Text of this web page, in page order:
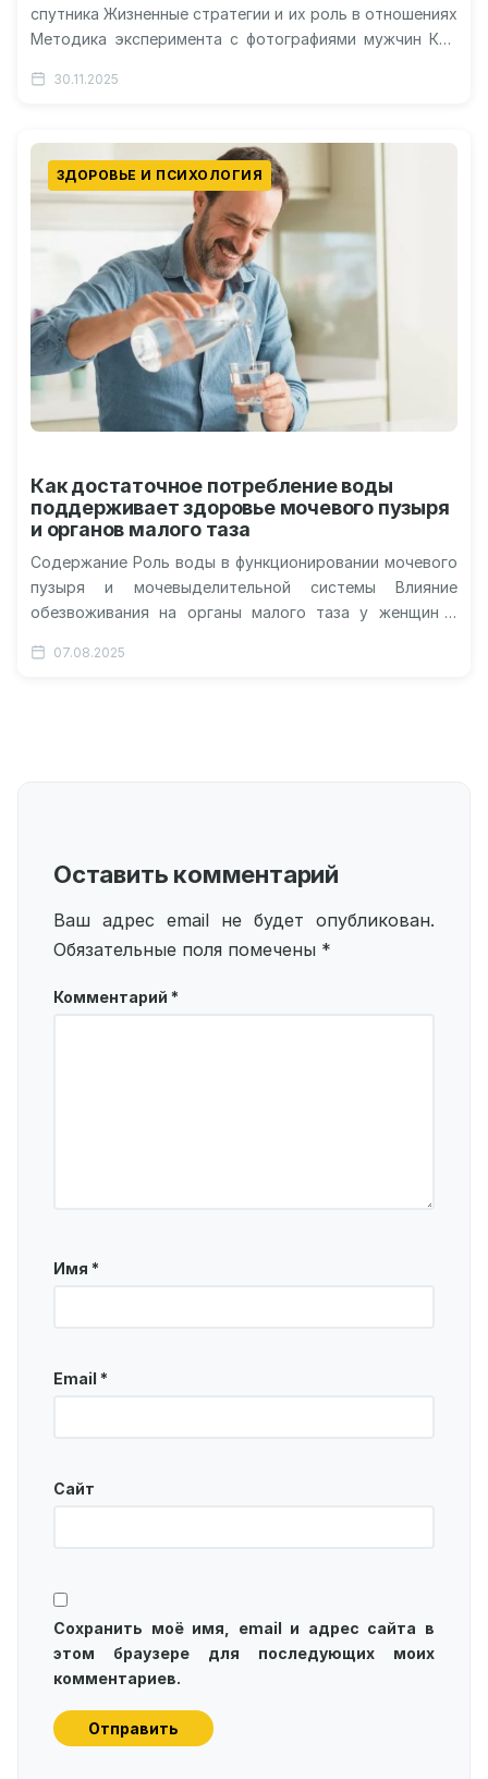
спутника Жизненные стратегии и их роль в отношениях
Методика эксперимента с фотографиями мужчин Кто
30.11.2025
ЗДОРОВЬЕ И ПСИХОЛОГИЯ
Как достаточное потребление воды
поддерживает здоровье мочевого пузыря
и органов малого таза
Содержание Роль воды в функционировании мочевого
пузыря и мочевыделительной системы Влияние
обезвоживания на органы малого таза у женщин и
07.08.2025
Оставить комментарий
Ваш адрес email не будет опубликован.
Обязательные поля помечены *
Комментарий *
Имя *
Email *
Сайт
Сохранить моё имя, email и адрес сайта в
этом браузере для последующих моих
комментариев.